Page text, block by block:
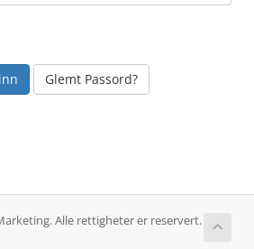
Glemt Passord?
Alle rettigheter er reservert.